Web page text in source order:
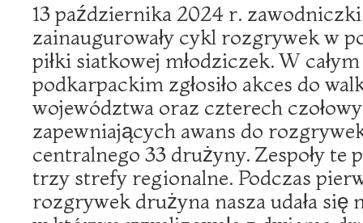
13 października 2024 r.
zainaugurowały cykl rozgrywek w
piłki siatkowej młodziczek. W
podkarpackim zgłosiło akces do
województwa oraz czterech
zapewniających awans do
centralnego 33 drużyny. Zespoły te
trzy strefy regionalne. Podczas
rozgrywek drużyna nasza udała się